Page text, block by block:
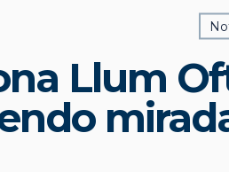
Llum